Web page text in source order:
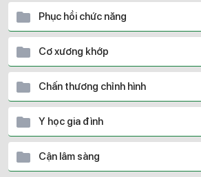
Phục hồi chức năng
Cơ xương khớp
Chấn thương chỉnh hình
Y học gia đình
Cận lâm sàng